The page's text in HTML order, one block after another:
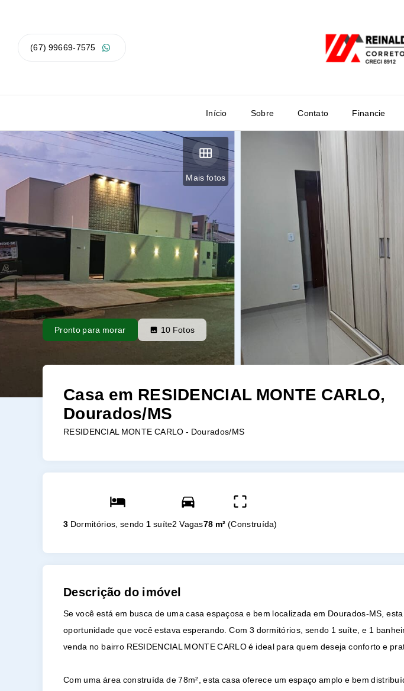
(67) 99669-7575
Início Sobre Contato Financie
Mais fotos
Pronto para morar 10 Fotos
Casa em RESIDENCIAL MONTE CARLO,
Dourados/MS
RESIDENCIAL MONTE CARLO - Dourados/MS
3 Dormitórios, sendo 1 suíte2 Vagas78 m² (Construída)
Descrição do imóvel
Se você está em busca de uma casa espaçosa e bem localizada em Dourados-MS,
oportunidade que você estava esperando. Com 3 dormitórios, sendo 1 suíte, e 1
venda no bairro RESIDENCIAL MONTE CARLO é ideal para quem deseja conforto e
Com uma área construída de 78m², esta casa oferece um espaço amplo e bem